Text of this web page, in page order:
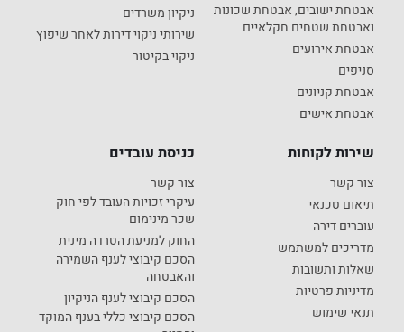
אבטחת ישובים, אבטחת שכונות
ואבטחת שטחים חקלאיים
אבטחת אירועים
סניפים
אבטחת קניונים
אבטחת אישים
ניקיון משרדים
שירותי ניקוי דירות לאחר שיפוץ
ניקוי בקיטור
שירות לקוחות
צור קשר
תיאום טכנאי
עוברים דירה
מדריכים למשתמש
שאלות ותשובות
מדיניות פרטיות
תנאי שימוש
כניסת עובדים
צור קשר
עיקרי זכויות העובד לפי חוק
שכר מינימום
החוק למניעת הטרדה מינית
הסכם קיבוצי לענף השמירה
והאבטחה
הסכם קיבוצי לענף הניקיון
הסכם קיבוצי כללי בענף המוקד